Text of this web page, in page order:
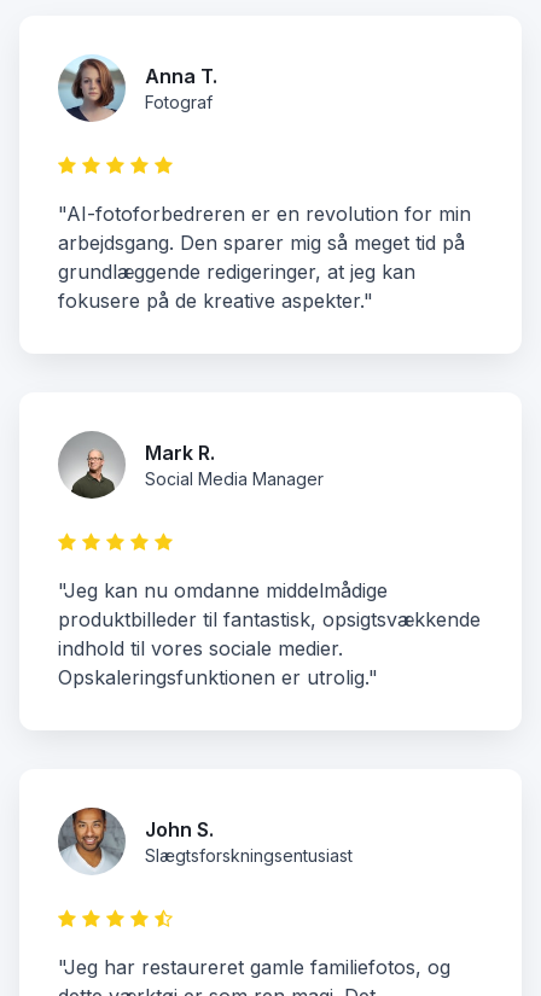
Anna T.
Fotograf
"AI-fotoforbedreren er en revolution for min
arbejdsgang. Den sparer mig så meget tid på
grundlæggende redigeringer, at jeg kan
fokusere på de kreative aspekter."
Mark R.
Social Media Manager
"Jeg kan nu omdanne middelmådige
produktbilleder til fantastisk, opsigtsvækkende
indhold til vores sociale medier.
Opskaleringsfunktionen er utrolig."
John S.
Slægtsforskningsentusiast
"Jeg har restaureret gamle familiefotos, og